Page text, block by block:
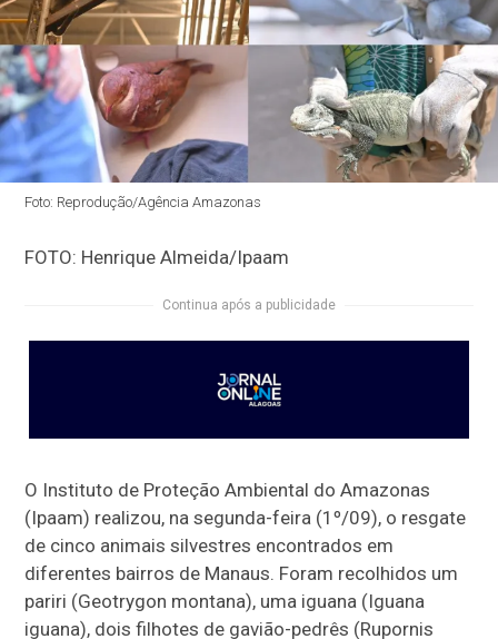
Foto: Reprodução/Agência Amazonas
FOTO: Henrique Almeida/Ipaam
Continua após a publicidade
O Instituto de Proteção Ambiental do Amazonas
(Ipaam) realizou, na segunda-feira (1º/09), o resgate
de cinco animais silvestres encontrados em
diferentes bairros de Manaus. Foram recolhidos um
pariri (Geotrygon montana), uma iguana (Iguana
iguana), dois filhotes de gavião-pedrês (Rupornis